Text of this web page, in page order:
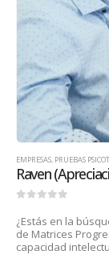
EMPRESAS, PRUEBAS
¿Estás en la
de Matrices
capacidad